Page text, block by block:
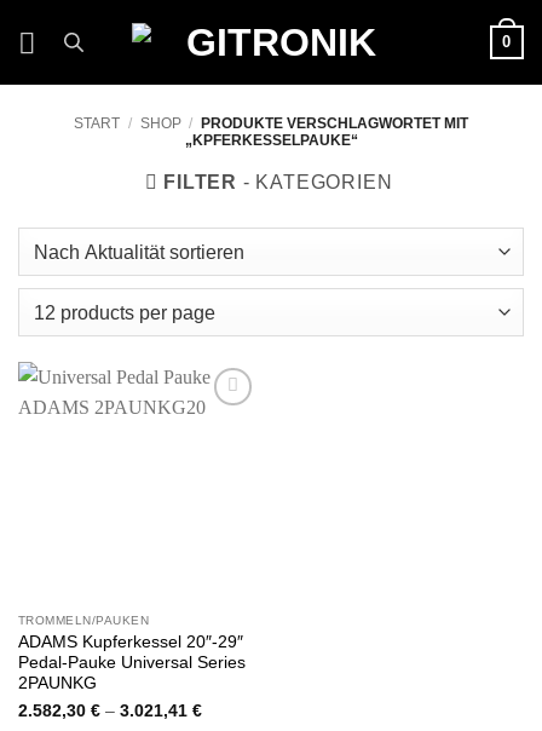
0
START / SHOP /
PRODUKTE VERSCHLAGWORTET MIT
„KPFERKESSELPAUKE“
FILTER
TROMMELN/PAUKEN
ADAMS Kupferkessel 20″-29″
Pedal-Pauke Universal Series
2PAUNKG
2.582,30 €– 3.021,41 €